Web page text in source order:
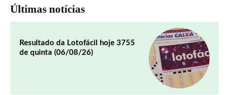
Últimas notícias
Resultado da Lotofácil hoje 3755
de quinta (06/08/26)